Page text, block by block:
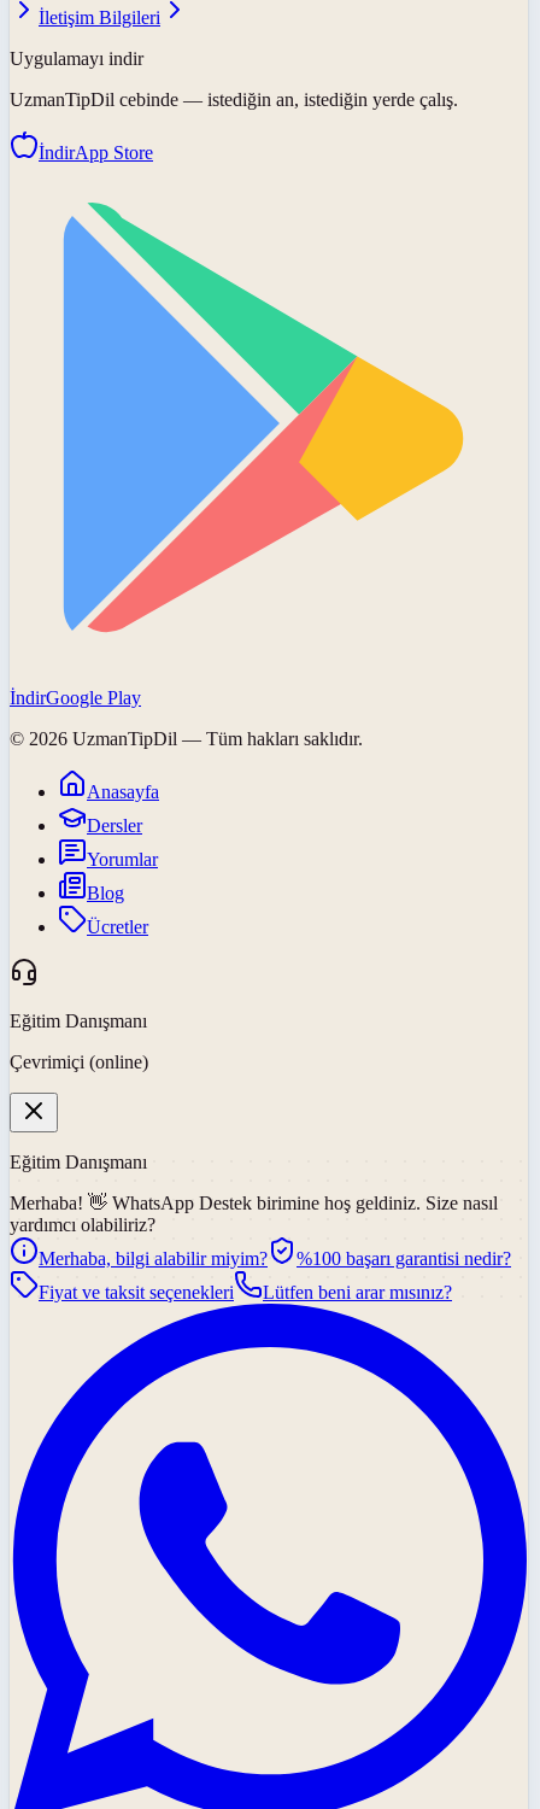
İletişim Bilgileri
Uygulamayı indir
UzmanTipDil cebinde — istediğin an, istediğin yerde çalış.
İndirApp Store
İndirGoogle Play
© 2026 UzmanTipDil — Tüm hakları saklıdır.
Anasayfa
Dersler
Yorumlar
Blog
Ücretler
Eğitim Danışmanı
Çevrimiçi (online)
Eğitim Danışmanı
Merhaba! 👋 WhatsApp Destek birimine hoş geldiniz. Size nasıl
yardımcı olabiliriz?
Merhaba, bilgi alabilir miyim?
%100 başarı garantisi nedir?
Fiyat ve taksit seçenekleri
Lütfen beni arar mısınız?